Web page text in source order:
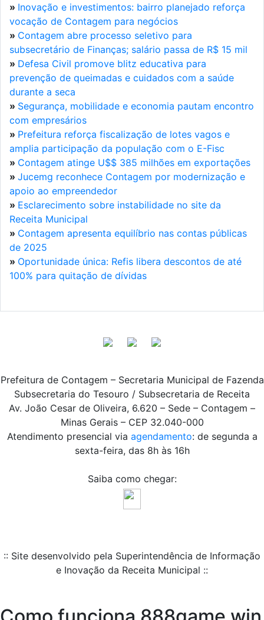
» Inovação e investimentos: bairro planejado reforça
vocação de Contagem para negócios
» Contagem abre processo seletivo para
subsecretário de Finanças; salário passa de R$ 15 mil
» Defesa Civil promove blitz educativa para
prevenção de queimadas e cuidados com a saúde
durante a seca
» Segurança, mobilidade e economia pautam encontro
com empresários
» Prefeitura reforça fiscalização de lotes vagos e
amplia participação da população com o E-Fisc
» Contagem atinge U$$ 385 milhões em exportações
» Jucemg reconhece Contagem por modernização e
apoio ao empreendedor
» Esclarecimento sobre instabilidade no site da
Receita Municipal
» Contagem apresenta equilíbrio nas contas públicas
de 2025
» Oportunidade única: Refis libera descontos de até
100% para quitação de dívidas
Prefeitura de Contagem – Secretaria Municipal de Fazenda
Subsecretaria do Tesouro / Subsecretaria de Receita
Av. João Cesar de Oliveira, 6.620 – Sede – Contagem –
Minas Gerais – CEP 32.040-000
Atendimento presencial via agendamento: de segunda a
sexta-feira, das 8h às 16h
Saiba como chegar:
:: Site desenvolvido pela Superintendência de Informação
e Inovação da Receita Municipal ::